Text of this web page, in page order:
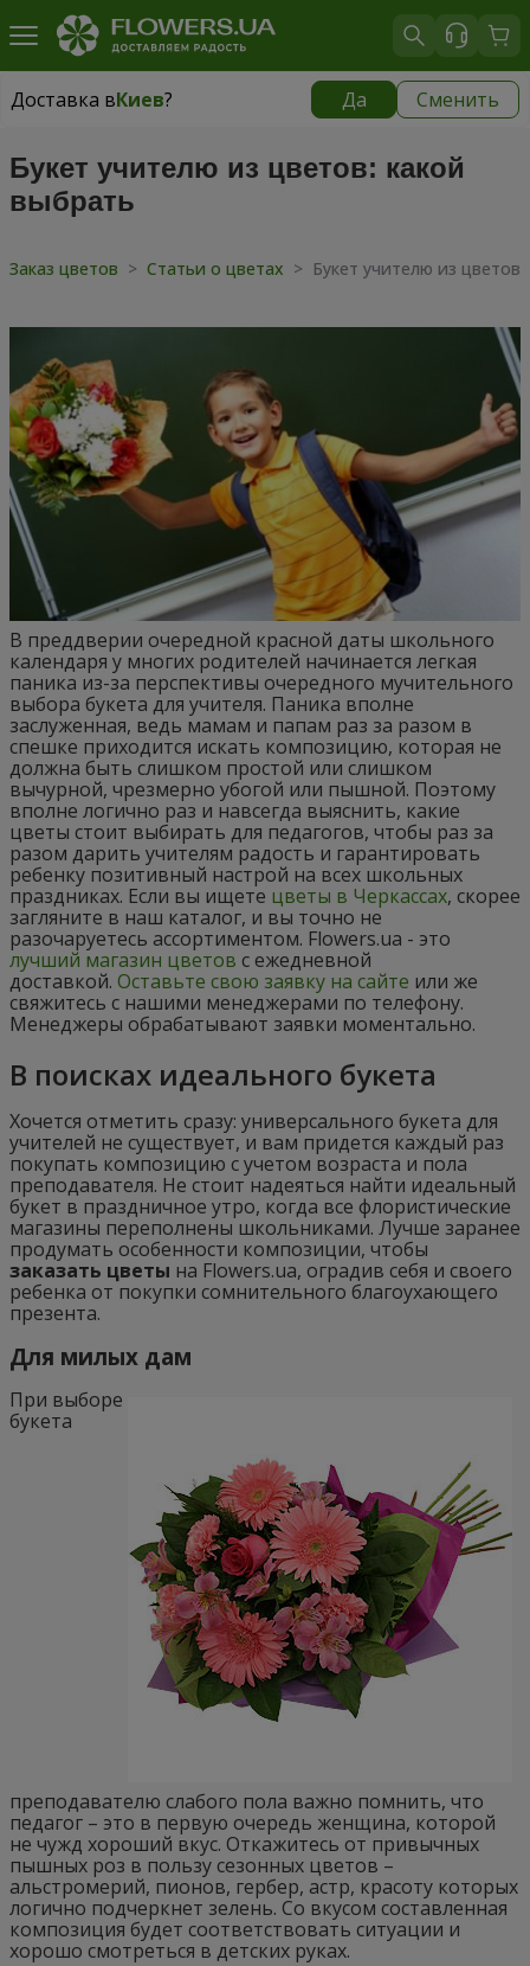
Доставка вКиев? Да Сменить
Доставка вКиев
Букет учителю из цветов: какой
выбрать
Заказ цветов > Статьи о цветах > Букет учителю из
В преддверии очередной красной даты школьного
календаря у многих родителей начинается легкая
паника из-за перспективы очередного мучительного
выбора букета для учителя. Паника вполне
заслуженная, ведь мамам и папам раз за разом в
спешке приходится искать композицию, которая не
должна быть слишком простой или слишком
вычурной, чрезмерно убогой или пышной. Поэтому
вполне логично раз и навсегда выяснить, какие
цветы стоит выбирать для педагогов, чтобы раз за
разом дарить учителям радость и гарантировать
ребенку позитивный настрой на всех школьных
праздниках. Если вы ищете цветы в Черкассах, скорее
загляните в наш каталог, и вы точно не
разочаруетесь ассортиментом. Flowers.ua - это
лучший магазин цветов с ежедневной
доставкой. Оставьте свою заявку на сайте или же
свяжитесь с нашими менеджерами по телефону.
Менеджеры обрабатывают заявки моментально.
В поисках идеального букета
Хочется отметить сразу: универсального букета для
учителей не существует, и вам придется каждый раз
покупать композицию с учетом возраста и пола
преподавателя. Не стоит надеяться найти идеальный
букет в праздничное утро, когда все флористические
магазины переполнены школьниками. Лучше заранее
продумать особенности композиции, чтобы
заказать цветы на Flowers.ua, оградив себя и своего
ребенка от покупки сомнительного благоухающего
презента.
Для милых дам
При выборе
букета
преподавателю слабого пола важно помнить, что
педагог – это в первую очередь женщина, которой
не чужд хороший вкус. Откажитесь от привычных
пышных роз в пользу сезонных цветов –
альстромерий, пионов, гербер, астр, красоту которых
логично подчеркнет зелень. Со вкусом составленная
композиция будет соответствовать ситуации и
хорошо смотреться в детских руках.